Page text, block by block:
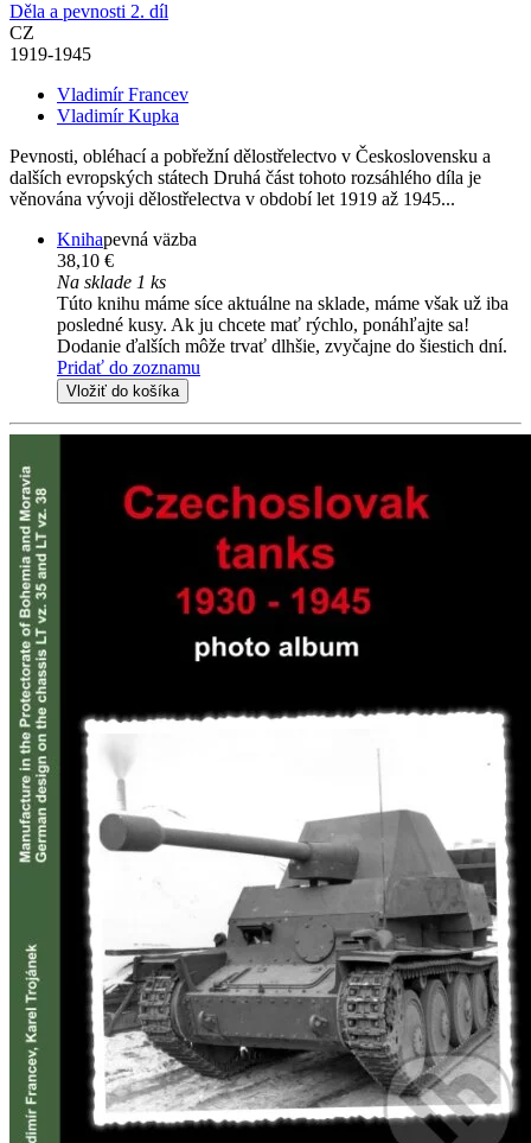
Děla a pevnosti 2. díl
CZ
1919-1945
Vladimír Francev
Vladimír Kupka
Pevnosti, obléhací a pobřežní dělostřelectvo v Československu a
dalších evropských státech Druhá část tohoto rozsáhlého díla je
věnována vývoji dělostřelectva v období let 1919 až 1945...
Knihapevná väzba
38,10 €
Na sklade 1 ks
Túto knihu máme síce aktuálne na sklade, máme však už iba
posledné kusy. Ak ju chcete mať rýchlo, ponáhľajte sa!
Dodanie ďalších môže trvať dlhšie, zvyčajne do šiestich dní.
Pridať do zoznamu
Vložiť do košíka